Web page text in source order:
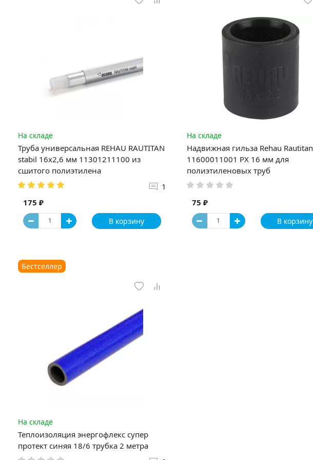
На складе
Труба универсальная REHAU RAUTITAN
stabil 16х2,6 мм 11301211100 из
сшитого полиэтилена
1
175 ₽
В корзину
На складе
Надвижная гильза Rehau Rautitan
11600011001 PX 16 мм для
полиэтиленовых труб
75 ₽
В корзину
Бестселлер
На складе
Теплоизоляция энергофлекс супер
протект синяя 18/6 трубка 2 метра